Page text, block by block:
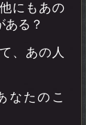
にもあの
ある？
、あの人
なたのこ